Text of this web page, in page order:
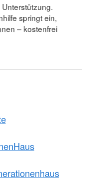
springt ein,
– kostenfrei